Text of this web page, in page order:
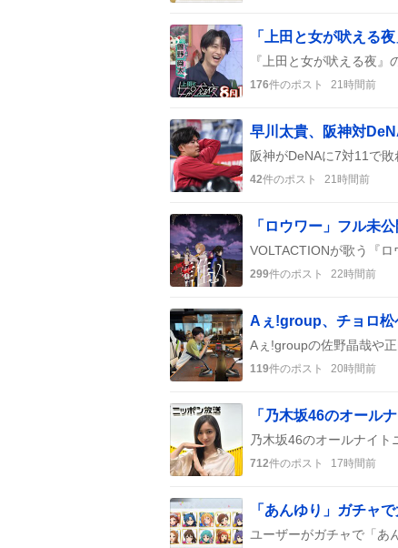
「上田と女が吠える
176件のポスト 21時間前
早川太貴、阪神対
42件のポスト 21時間前
299件のポスト 22時間前
Aぇ!group、チョロ
119件のポスト 20時間前
712件のポスト 17時間前